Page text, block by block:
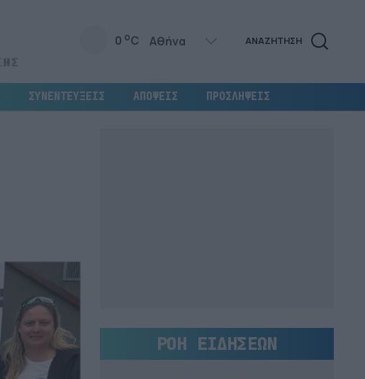
0 oC ΑΝΑΖΗΤΗΣΗ
ΣΥΝΕΝΤΕΥΞΕΙΣ ΑΠΟΨΕΙΣ ΠΡΟΣΛΗΨΕΙΣ
ΡΟΗ ΕΙΔΗΣΕΩΝ